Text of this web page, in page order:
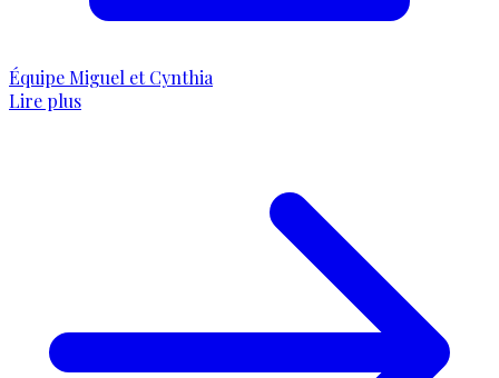
Équipe Miguel et Cynthia
Lire plus